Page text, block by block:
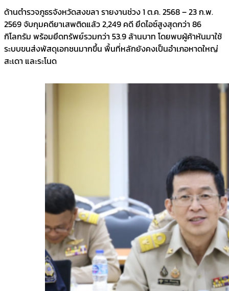
ด้านตำรวจภูธรจังหวัดสงขลา รายงานช่วง 1 ต.ค. 2568 – 23 ก.พ.
2569 จับกุมคดียาเสพติดแล้ว 2,249 คดี ยึดไอซ์สูงสุดกว่า 86
กิโลกรัม พร้อมยึดทรัพย์รวมกว่า 53.9 ล้านบาท โดยพบผู้ค้าหันมาใช้
ระบบขนส่งพัสดุเอกชนมากขึ้น พื้นที่หลักยังคงเป็นอำเภอหาดใหญ่
สะเดา และระโนด